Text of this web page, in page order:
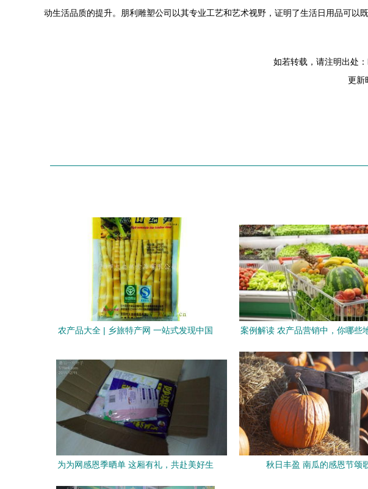
动生活品质的提升。朋利雕塑公司以其专业工艺和艺术视野，证明了生活日用品可以
如若转载，请注明出处
更新
农产品大全 | 乡旅特产网 一站式发现中国
案例解读 农产品营销中，你哪些
为为网感恩季晒单 这厢有礼，共赴美好生
秋日丰盈 南瓜的感恩节颂